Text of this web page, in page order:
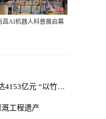
昌AI机器人科普展启幕
中国竹产业总产值达4153亿元 “以竹代塑”倡
工程遗产